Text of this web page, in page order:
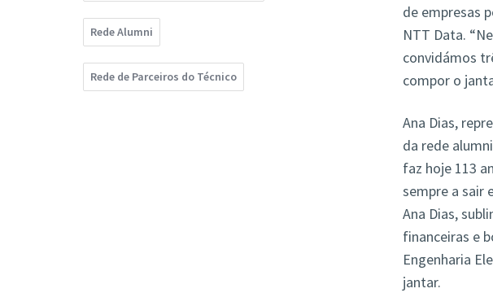
de empresas
NTT Data.
convidámos
compor o
Ana Dias,
da rede
faz hoje 113
sempre a sair
Ana Dias,
financeiras e
Engenharia
jantar.
Rede Alumni
Rede de Parceiros do Técnico